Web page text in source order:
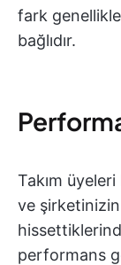
fark
bağlıdır.
Takım
ve
performans